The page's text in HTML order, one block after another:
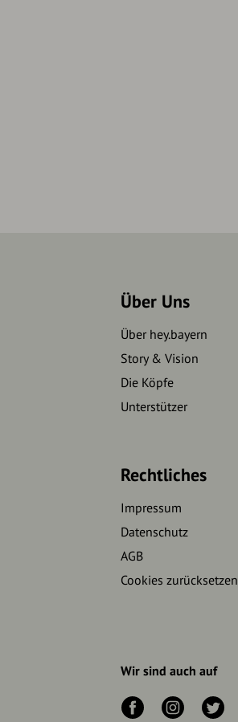
Über Uns
Über hey.bayern
Story & Vision
Die Köpfe
Unterstützer
Rechtliches
Impressum
Datenschutz
AGB
Cookies zurücksetzen
Wir sind auch auf